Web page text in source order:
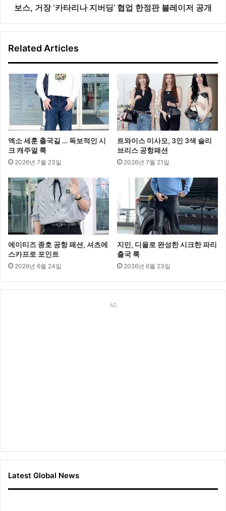
한
블
레
개
보스, 거장 ‘카타리나 지버딩’ 협업 한정판 블레이저 공개
Related Articles
엑소 세훈 출국길 … 독보적인 시
크 캐주얼 룩
2026년 7월 23일
트와이스 미사모, 3인 3색 슬리
브리스 공항패션
2026년 7월 21일
에이티즈 종호 공항 패션, 셔츠에
스카프로 포인트
2026년 6월 24일
지민, 디올로 완성한 시크한 파리
출국 룩
2026년 6월 23일
AD
Latest Global News